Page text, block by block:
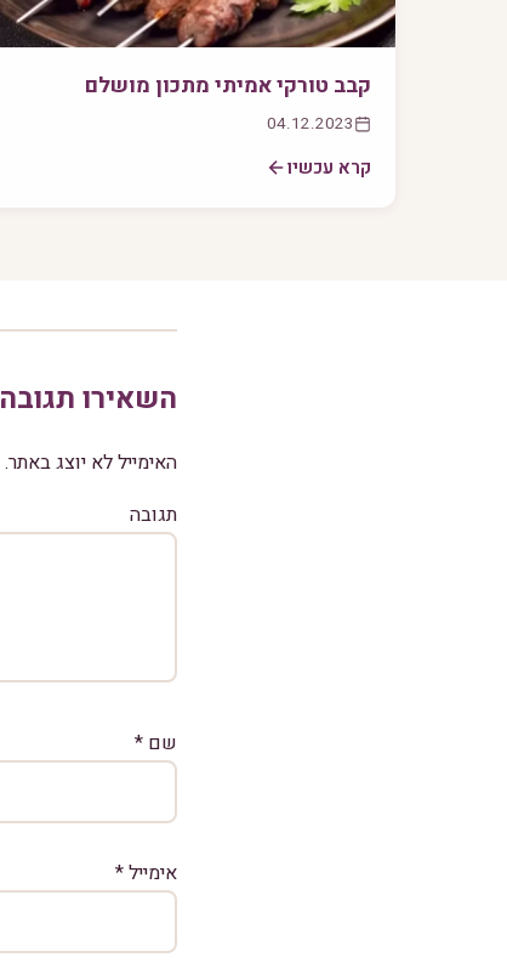
קבב טורקי אמיתי מתכון מושלם
04.12.2023
קרא עכשיו
השאירו תגובה
האימייל לא יוצג באתר.
תגובה
שם *
אימייל*